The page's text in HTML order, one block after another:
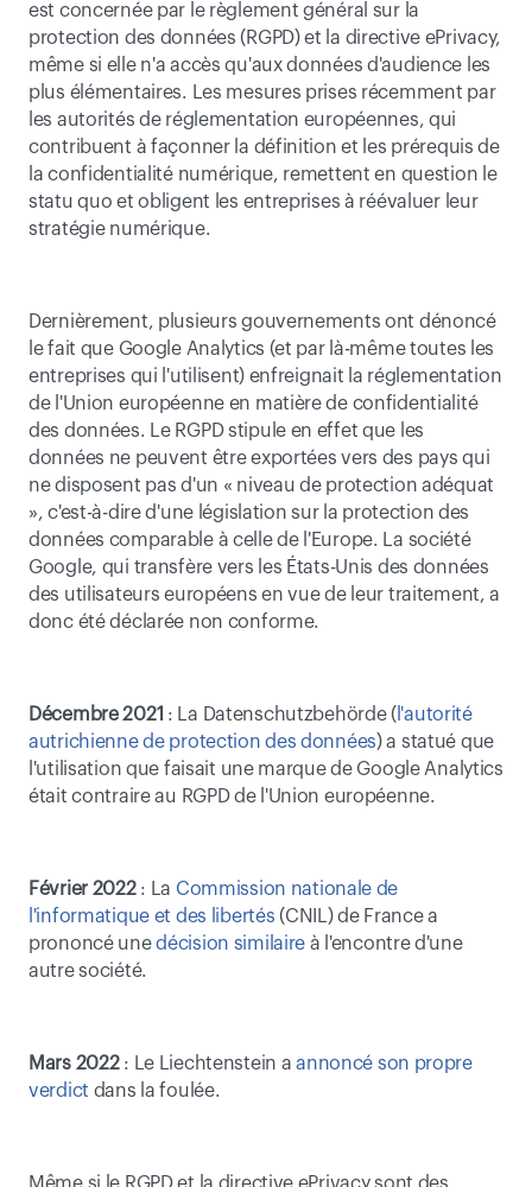
est concernée par le règlement général sur la
protection des données (RGPD) et la directive ePrivacy,
même si elle n'a accès qu'aux données d'audience les
plus élémentaires. Les mesures prises récemment par
les autorités de réglementation européennes, qui
contribuent à façonner la définition et les prérequis de
la confidentialité numérique, remettent en question le
statu quo et obligent les entreprises à réévaluer leur
stratégie numérique.
Dernièrement, plusieurs gouvernements ont dénoncé
le fait que Google Analytics (et par là-même toutes les
entreprises qui l'utilisent) enfreignait la réglementation
de l'Union européenne en matière de confidentialité
des données. Le RGPD stipule en effet que les
données ne peuvent être exportées vers des pays qui
ne disposent pas d'un « niveau de protection adéquat
», c'est-à-dire d'une législation sur la protection des
données comparable à celle de l'Europe. La société
Google, qui transfère vers les États-Unis des données
des utilisateurs européens en vue de leur traitement, a
donc été déclarée non conforme.
Décembre 2021 : La Datenschutzbehörde ( l'autorité
autrichienne de protection des données) a statué que
l'utilisation que faisait une marque de Google Analytics
était contraire au RGPD de l'Union européenne.
Février 2022 : La Commission nationale de
l'informatique et des libertés (CNIL) de France a
prononcé une décision similaire à l'encontre d'une
autre société.
Mars 2022 : Le Liechtenstein a annoncé son propre
verdict dans la foulée.